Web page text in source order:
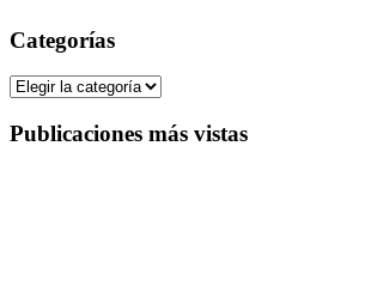
Categorías
Categorías
Publicaciones más vistas